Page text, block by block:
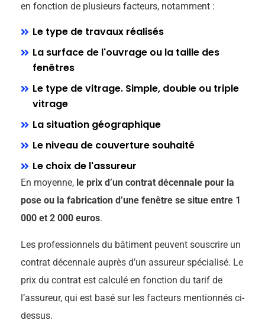
en fonction de plusieurs facteurs, notamment :
Le type de travaux réalisés
La surface de l'ouvrage ou la taille des
fenêtres
Le type de vitrage. Simple, double ou triple
vitrage
La situation géographique
Le niveau de couverture souhaité
Le choix de l'assureur
En moyenne, le prix d’un contrat décennale pour la
pose ou la fabrication d’une fenêtre se situe entre 1
000 et 2 000 euros.
Les professionnels du bâtiment peuvent souscrire un
contrat décennale auprès d’un assureur spécialisé. Le
prix du contrat est calculé en fonction du tarif de
l’assureur, qui est basé sur les facteurs mentionnés ci-
dessus.